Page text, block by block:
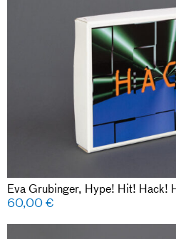
Eva Grubinger, Hype! Hit! Hack!
60,00€